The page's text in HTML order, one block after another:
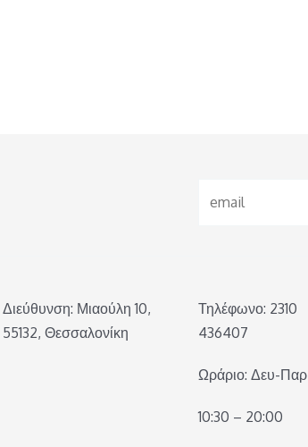
Διεύθυνση: Μιαούλη 10,
55132, Θεσσαλονίκη
Τηλέφωνο: 2310
436407
Ωράριο: Δευ-Παρ
10:30 – 20:00